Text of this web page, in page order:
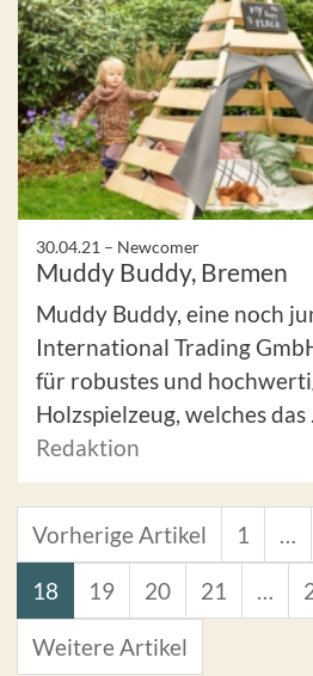
30.04.21 – Newcomer
Muddy Buddy, Bremen
Muddy Buddy, eine noch
International Trading
für robustes und
Holzspielzeug, welches das
Redaktion
Vorherige Artikel 1 …
18 19 20 21 …
Weitere Artikel